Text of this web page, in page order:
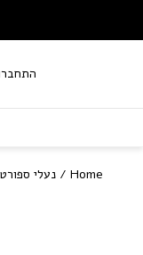
התחברות
Home
/ נעלי ספורט